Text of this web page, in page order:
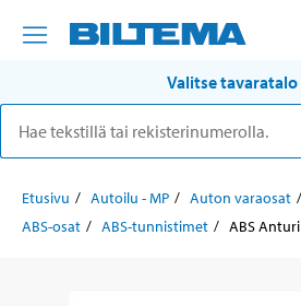
Valitse tavaratalo
Etusivu Autoilu - MP Auton varaosat
ABS-osat
ABS-tunnistimet ABS Anturi